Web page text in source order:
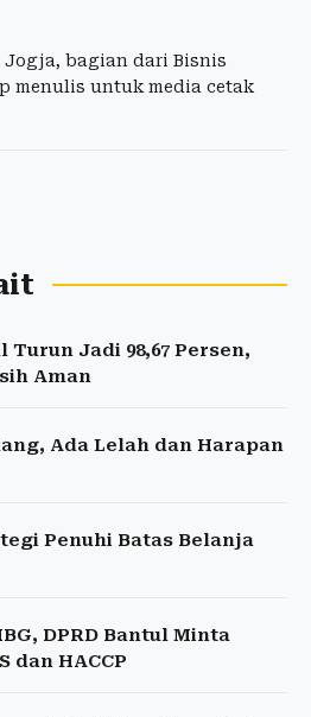
bagian dari Bisnis
menulis untuk media cetak
Turun Jadi 98,67 Persen,
Aman
Ada Lelah dan Harapan
Penuhi Batas Belanja
DPRD Bantul Minta
dan HACCP